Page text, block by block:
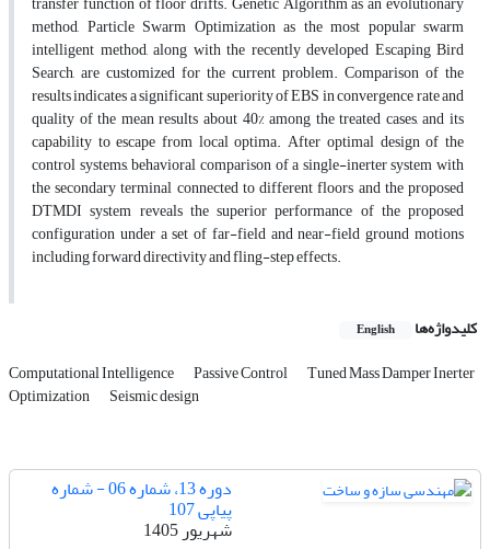
method, Particle Swarm Optimization as the most popular swarm
intelligent method, along with the recently developed Escaping Bird
Search, are customized for the current problem. Comparison of the
results indicates a significant superiority of EBS in convergence rate and
quality of the mean results about 40% among the treated cases, and its
capability to escape from local optima. After optimal design of the
control systems, behavioral comparison of a single-inerter system with
the secondary terminal connected to different floors and the proposed
DTMDI system reveals the superior performance of the proposed
configuration under a set of far-field and near-field ground motions
including forward directivity and fling-step effects.
کلیدواژه‌ها English
Computational Intelligence Passive Control Tuned Mass Damper Inerter
Optimization Seismic design
دوره 13، شماره 06 - شماره
پیاپی 107
شهریور 1405